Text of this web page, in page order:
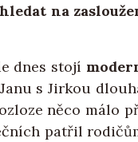
na
dnes stojí
s Jirkou
něco málo
patřil